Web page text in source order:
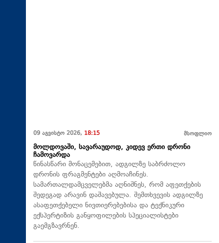
09 აგვისტო 2026, 18:15 მსოფლიო
მოლდოვაში, სავარაუდოდ, კიდევ ერთი დრონი
ჩამოვარდა
წინასწარი მონაცემებით, ადგილზე საბრძოლო
დრონის ფრაგმენტები აღმოაჩინეს.
სამართალდამცველებმა აღნიშნეს, რომ აფეთქების
შედეგად არავინ დაშავებულა. შემთხვევის ადგილზე
ასაფეთქებელი ნივთიერებებისა და ტექნიკური
ექსპერტიზის განყოფილების სპეციალისტები
გაემგზავრნენ.